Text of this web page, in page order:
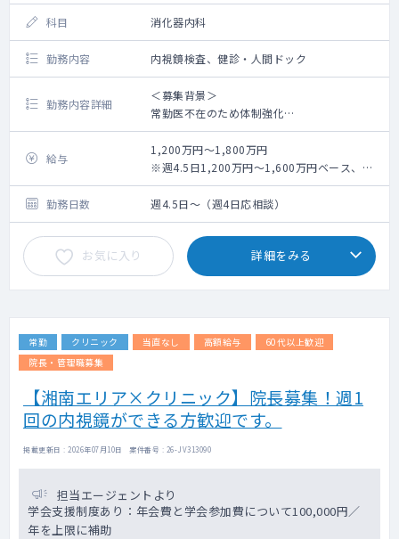
科目 消化器内科
勤務内容 内視鏡検査、健診・人間ドック
勤務内容詳細
＜募集背景＞
常勤医不在のため体制強化
＜概 要＞
【内視鏡検査】（上部）午前10件ベース（予
約制＋当日の飛び込みで最大12件で制限）
（下部）午後6件ベース（ESD
の対応に関しては2件扱いとなる）
※内視鏡3列稼働、ERCP・
ESDも対応可能です。
【医師体制】非常勤複数名（近隣大学からの
派遣医師）※午前3名、午後2名で毎日稼働
給与
1,200万円～1,800万円
※週4.5日1,200万円～1,600万円ベース、
ERCPやESDの対応が可能であれば1,800万円
程度まで要検討。
勤務日数 週4.5日～（週4日応相談）
お気に入り 詳細をみる
常勤 クリニック 当直なし 高額給与
60代以上歓迎
院長・管理職募集
【湘南エリア×クリニック】院長募集！週1
回の内視鏡ができる方歓迎です。
掲載更新日 : 2026年07月10日 案件番号 : 26-JV313090
担当エージェントより
学会支援制度あり：年会費と学会参加費について100,000円／
年を上限に補助